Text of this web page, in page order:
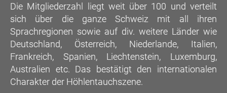
Die Mitgliederzahl liegt weit über 100 und verteilt
sich über die ganze Schweiz mit all ihren
Sprachregionen sowie auf div. weitere Länder wie
Deutschland, Österreich, Niederlande, Italien,
Frankreich, Spanien, Liechtenstein, Luxemburg,
Australien etc. Das bestätigt den internationalen
Charakter der Höhlentauchszene.